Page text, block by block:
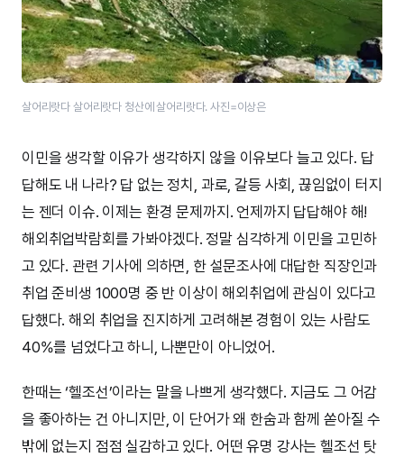
살어리랏다 살어리랏다 청산에 살어리랏다. 사진=이상은
이민을 생각할 이유가 생각하지 않을 이유보다 늘고 있다. 답
답해도 내 나라? 답 없는 정치, 과로, 갈등 사회, 끊임없이 터지
는 젠더 이슈. 이제는 환경 문제까지. 언제까지 답답해야 해!
해외취업박람회를 가봐야겠다. 정말 심각하게 이민을 고민하
고 있다. 관련 기사에 의하면, 한 설문조사에 대답한 직장인과
취업 준비생 1000명 중 반 이상이 해외취업에 관심이 있다고
답했다. 해외 취업을 진지하게 고려해본 경험이 있는 사람도
40%를 넘었다고 하니, 나뿐만이 아니었어.
한때는 ‘헬조선’이라는 말을 나쁘게 생각했다. 지금도 그 어감
을 좋아하는 건 아니지만, 이 단어가 왜 한숨과 함께 쏟아질 수
밖에 없는지 점점 실감하고 있다. 어떤 유명 강사는 헬조선 탓